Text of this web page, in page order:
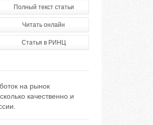
Полный текст статьи
Читать онлайн
Статья в РИНЦ
на рынок
качественно и